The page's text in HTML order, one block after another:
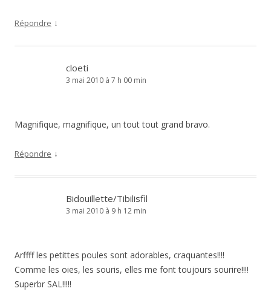
Répondre ↓
cloeti
3 mai 2010 à 7 h 00 min
Magnifique, magnifique, un tout tout grand bravo.
Répondre ↓
Bidouillette/Tibilisfil
3 mai 2010 à 9 h 12 min
Arffff les petittes poules sont adorables, craquantes!!!!
Comme les oies, les souris, elles me font toujours sourire!!!!
Superbr SAL!!!!!